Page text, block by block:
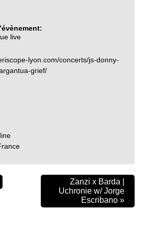
live
lyon.com/concerts/js-donny-
grief/
Zanzi x Barda |
Uchronie w/ Jorge
Escribano »